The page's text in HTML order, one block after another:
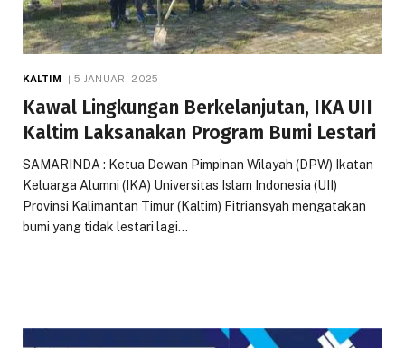
KALTIM 5 JANUARI 2025
Kawal Lingkungan Berkelanjutan, IKA UII
Kaltim Laksanakan Program Bumi Lestari
SAMARINDA : Ketua Dewan Pimpinan Wilayah (DPW) Ikatan
Keluarga Alumni (IKA) Universitas Islam Indonesia (UII)
Provinsi Kalimantan Timur (Kaltim) Fitriansyah mengatakan
bumi yang tidak lestari lagi…